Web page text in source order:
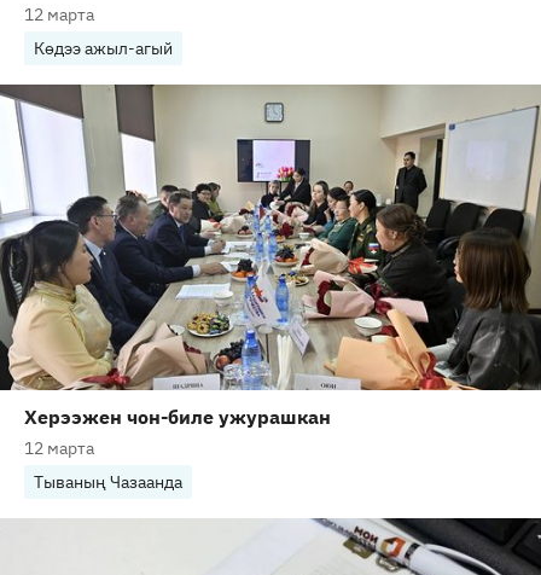
12 марта
Көдээ ажыл-агый
Херээжен чон-биле ужурашкан
12 марта
Тываның Чазаанда